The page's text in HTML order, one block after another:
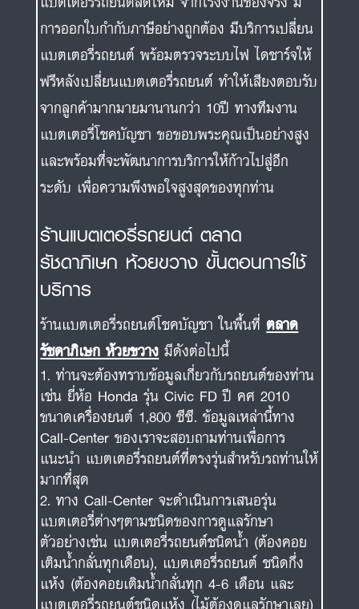
การออกใบกำกับภาษีอย่างถูกต้อง มีบริการเปลี่ยน
แบตเตอรี่รถยนต์ พร้อมตรวจระบบไฟ ไดชาร์จให้
ฟรีหลังเปลี่ยนแบตเตอรี่รถยนต์ ทำให้เสียงตอบรับ
จากลูกค้ามากมายมานานกว่า 10ปี ทางทีมงาน
แบตเตอรี่โชคบัญชา ขอขอบพระคุณเป็นอย่างสูง
และพร้อมที่จะพัฒนาการบริการให้ก้าวไปสู่อีก
ระดับ เพื่อความพึงพอใจสูงสุดของทุกท่าน
ร้านแบตเตอรี่รถยนต์ ตลาด
รัชดาภิเษก ห้วยขวาง ขั้นตอนการใช้
บริการ
ร้านแบตเตอรี่รถยนต์โชคบัญชา ในพื้นที่ ตลาด
รัชดาภิเษก ห้วยขวาง มีดังต่อไปนี้
ท่านจะต้องทราบข้อมูลเกี่ยวกับรถยนต์ของท่าน
เช่น ยี่ห้อ Honda รุ่น Civic FD ปี คศ 2010
ขนาดเครื่องยนต์ 1,800 ซีซี. ข้อมูลเหล่านี้ทาง
Call-Center ของเราจะสอบถามท่านเพื่อการ
แนะนำ แบตเตอรี่รถยนต์ที่ตรงรุ่นสำหรับรถท่านให้
มากที่สุด
ทาง Call-Center จะดำเนินการเสนอรุ่น
แบตเตอรี่ต่างๆตามชนิดของการดูแลรักษา
ตัวอย่างเช่น แบตเตอรี่รถยนต์ชนิดน้ำ (ต้องคอย
เติมน้ำกลั่นทุกเดือน), แบตเตอรี่รถยนต์ ชนิดกึ่ง
แห้ง (ต้องคอยเติมน้ำกลั่นทุก 4-6 เดือน และ